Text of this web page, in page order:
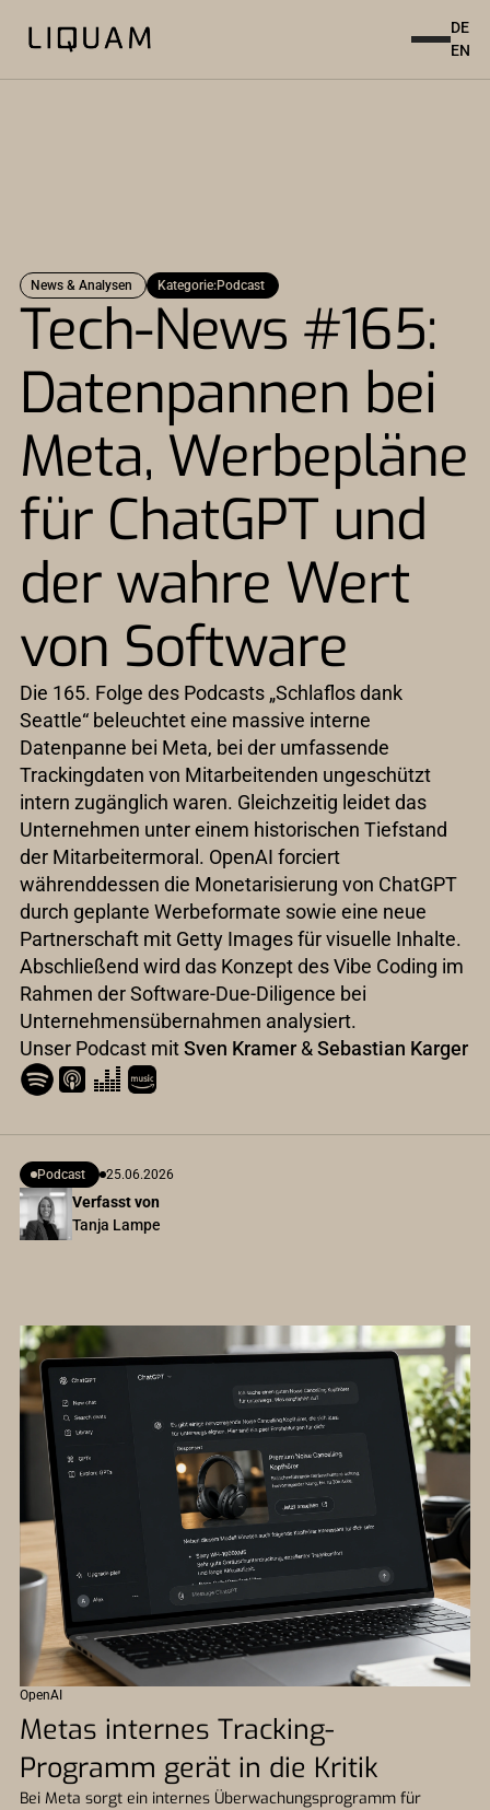
DE
EN
News & Analysen Kategorie:Podcast
Tech-News #165:
Datenpannen bei
Meta, Werbepläne
für ChatGPT und
der wahre Wert
von Software
Die 165. Folge des Podcasts „Schlaflos dank
Seattle“ beleuchtet eine massive interne
Datenpanne bei Meta, bei der umfassende
Trackingdaten von Mitarbeitenden ungeschützt
intern zugänglich waren. Gleichzeitig leidet das
Unternehmen unter einem historischen Tiefstand
der Mitarbeitermoral. OpenAI forciert
währenddessen die Monetarisierung von ChatGPT
durch geplante Werbeformate sowie eine neue
Partnerschaft mit Getty Images für visuelle Inhalte.
Abschließend wird das Konzept des Vibe Coding im
Rahmen der Software-Due-Diligence bei
Unternehmensübernahmen analysiert.
Unser Podcast mitSven Kramer &Sebastian Karger
Verfasst von
Tanja Lampe
Podcast 25.06.2026
OpenAI
Metas internes Tracking-
Programm gerät in die Kritik
Bei Meta sorgt ein internes Überwachungsprogramm für